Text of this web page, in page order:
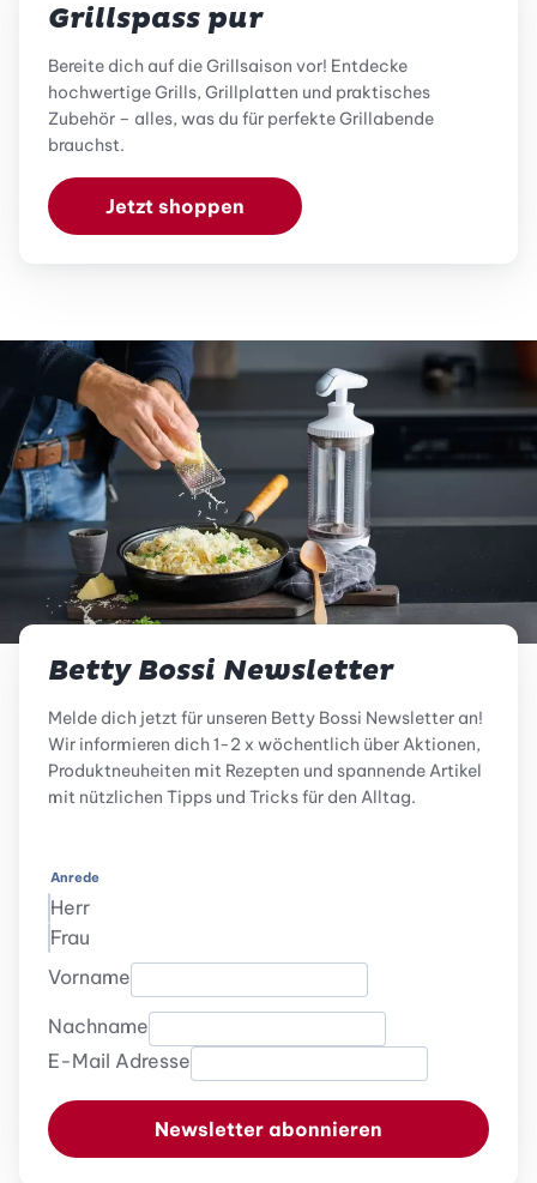
Grillspass pur
Bereite dich auf die Grillsaison vor! Entdecke
hochwertige Grills, Grillplatten und praktisches
Zubehör – alles, was du für perfekte Grillabende
brauchst.
Jetzt shoppen
Betty Bossi Newsletter
Melde dich jetzt für unseren Betty Bossi Newsletter an!
Wir informieren dich 1-2 x wöchentlich über Aktionen,
Produktneuheiten mit Rezepten und spannende Artikel
mit nützlichen Tipps und Tricks für den Alltag.
Anrede
Herr
Frau
Vorname
Nachname
E-Mail Adresse
Newsletter abonnieren